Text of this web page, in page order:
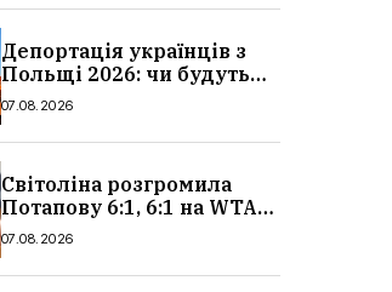
Депортація українців з
Польщі 2026: чи будуть
висилати українських
07.08.2026
Світоліна розгромила
Потапову 6:1, 6:1 на WTA
1000 у Торонто
07.08.2026